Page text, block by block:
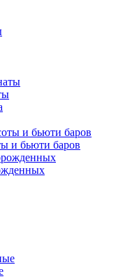
и бьюти баров